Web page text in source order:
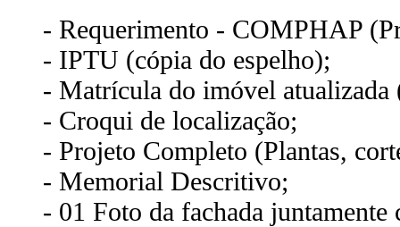
- Requerimento - COMPHAP
- IPTU (cópia do espelho);
- Matrícula do imóvel atualizada
- Croqui de localização;
- Projeto Completo (Plantas,
- Memorial Descritivo;
- 01 Foto da fachada